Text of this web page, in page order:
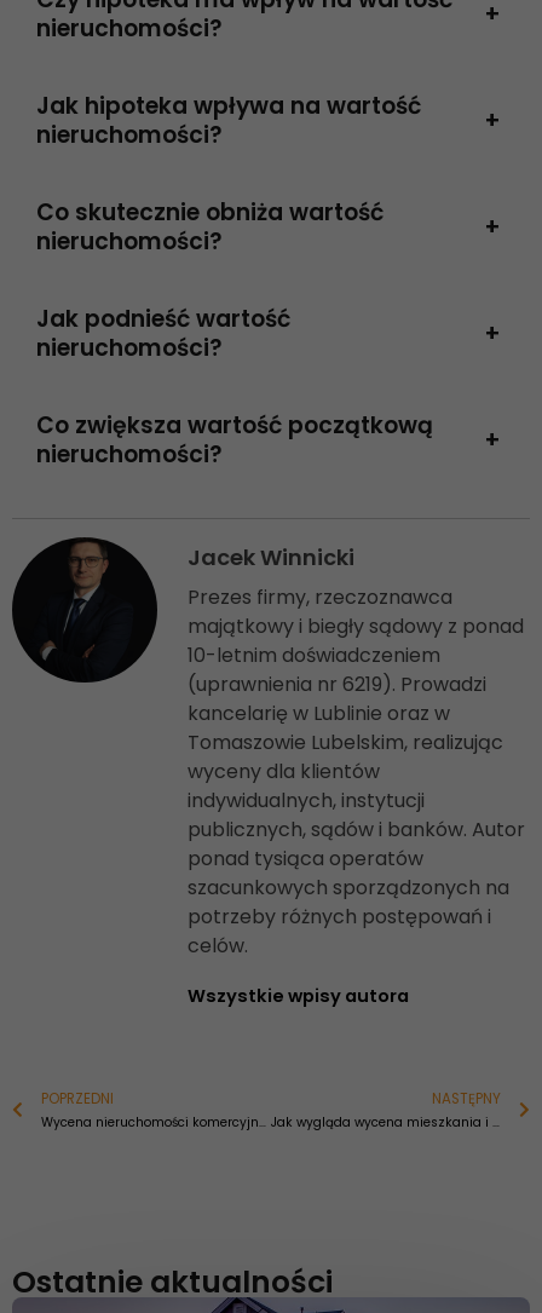
nieruchomości?
+
Jak hipoteka wpływa na wartość
nieruchomości?
+
Co skutecznie obniża wartość
nieruchomości?
+
Jak podnieść wartość
nieruchomości?
+
Co zwiększa wartość początkową
nieruchomości?
+
Jacek Winnicki
Prezes firmy, rzeczoznawca
majątkowy i biegły sądowy z ponad
10-letnim doświadczeniem
(uprawnienia nr 6219). Prowadzi
kancelarię w Lublinie oraz w
Tomaszowie Lubelskim, realizując
wyceny dla klientów
indywidualnych, instytucji
publicznych, sądów i banków. Autor
ponad tysiąca operatów
szacunkowych sporządzonych na
potrzeby różnych postępowań i
celów.
Wszystkie wpisy autora
Prev
POPRZEDNI
Wycena nieruchomości komercyjnych i inwestycyjnych
NASTĘPNY
Jak wygląda wycena mieszkania i jak ustalić wartość do spadku?
Ostatnie aktualności
swoje
spersonalizowanych
treści i ofert.